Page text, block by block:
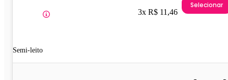
Semi-leito
3x R$ 11,46
Selecionar